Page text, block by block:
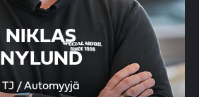
NIKLAS
NYLUND
TJ / Automyyjä